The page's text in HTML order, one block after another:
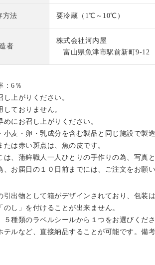
#クラフト #
#贈り物にオ
祝いギフト #
グルメ #練り
#ビールと共
もに #酒の肴
#japanesefo
#本日の
ぽにハート
方法 要冷蔵（1℃～10℃）
者
株式会社河内屋
富山県魚津市駅前新町9-12
：6％
上がりください。
ておりません。
めにお召し上がりください。
小麦・卵・乳成分を含む製品と同じ施設で製造
たは赤い斑点は、魚の皮です。
は、蒲鉾職人一人ひとりの手作りの為、写真
、お届日の１０日前までには、ご注文をお願い
引出物として箱がデザインされており、包装
のし」を付けることが出来ません。
５種類のラベルシールから１つをお選びくださ
テルなど、直接納品することが可能です。備